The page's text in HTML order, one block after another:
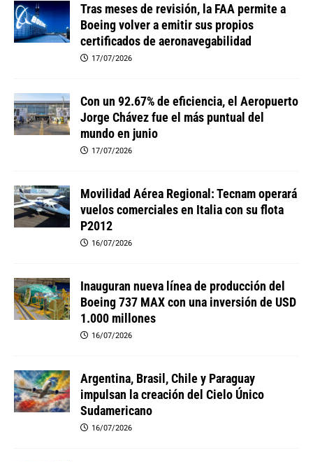
Tras meses de revisión, la FAA permite a
Boeing volver a emitir sus propios
certificados de aeronavegabilidad
17/07/2026
Con un 92.67% de eficiencia, el Aeropuerto
Jorge Chávez fue el más puntual del
mundo en junio
17/07/2026
Movilidad Aérea Regional: Tecnam operará
vuelos comerciales en Italia con su flota
P2012
16/07/2026
Inauguran nueva línea de producción del
Boeing 737 MAX con una inversión de USD
1.000 millones
16/07/2026
Argentina, Brasil, Chile y Paraguay
impulsan la creación del Cielo Único
Sudamericano
16/07/2026